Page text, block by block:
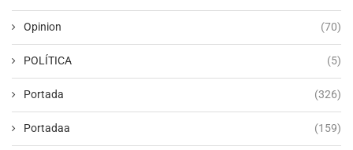
Opinion (70)
POLÍTICA (5)
Portada (326)
Portadaa (159)